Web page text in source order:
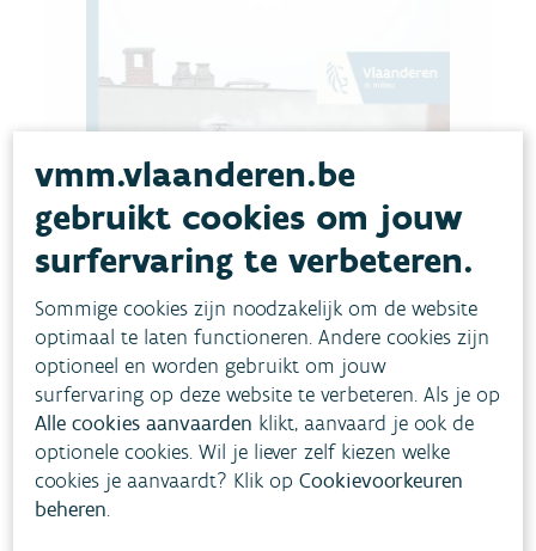
vmm.vlaanderen.be
gebruikt cookies om jouw
surfervaring te verbeteren.
Sommige cookies zijn noodzakelijk om de website
optimaal te laten functioneren. Andere cookies zijn
optioneel en worden gebruikt om jouw
surfervaring op deze website te verbeteren. Als je op
Alle cookies aanvaarden klikt, aanvaard je ook de
optionele cookies. Wil je liever zelf kiezen welke
cookies je aanvaardt? Klik opCookievoorkeuren
beheren.